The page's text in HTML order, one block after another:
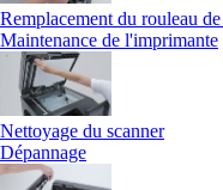
Remplacement du rouleau
Maintenance de l'imprimante
Nettoyage du scanner
Dépannage